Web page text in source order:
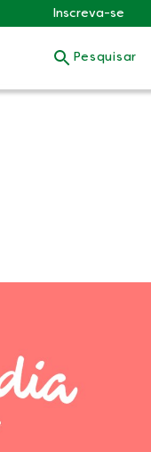
Inscreva-se
Pesquisar